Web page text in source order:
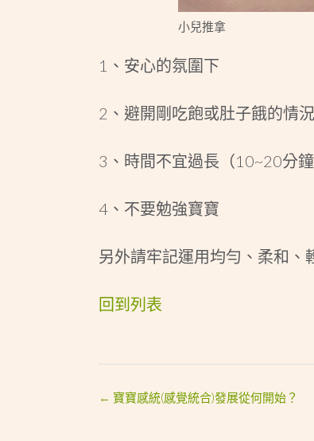
小兒推拿
1、安心的氛圍下
2、避開剛吃飽或肚子餓的情
3、時間不宜過長（10~20分鐘
4、不要勉強寶寶
另外請牢記運用均勻、柔和、
回到列表
Post
← 寶寶感統(感覺統合)發展從何開始？